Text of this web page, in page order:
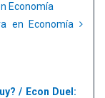
Economía
en Economía
/ Econ Duel: